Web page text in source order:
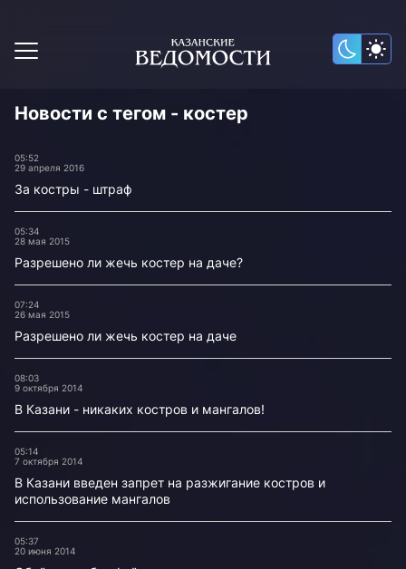
Новости с тегом - костер
05:52
29 апреля 2016
За костры - штраф
05:34
28 мая 2015
Разрешено ли жечь костер на даче?
07:24
26 мая 2015
Разрешено ли жечь костер на даче
08:03
9 октября 2014
В Казани - никаких костров и мангалов!
05:14
7 октября 2014
В Казани введен запрет на разжигание костров и
использование мангалов
05:37
20 июня 2014